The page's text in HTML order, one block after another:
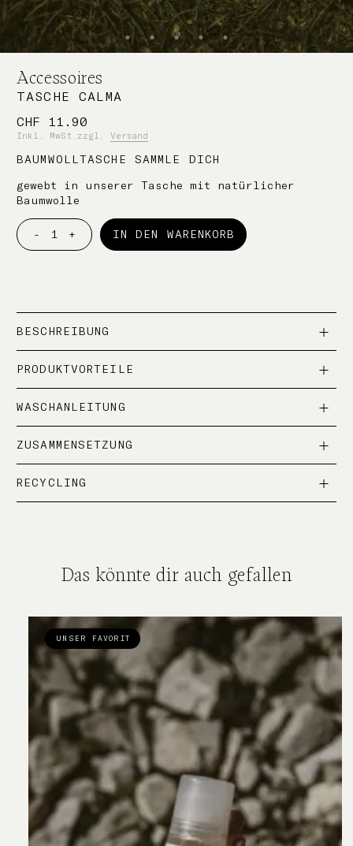
Accessoires
TASCHE CALMA
CHF 11.90
Inkl. MwSt. zzgl.Versand
BAUMWOLLTASCHE SAMMLE DICH
gewebt in unserer Tasche mit natürlicher
Baumwolle
-
TASCHE
+ IN DEN WARENKORB
Alternative:
BESCHREIBUNG
PRODUKTVORTEILE
WASCHANLEITUNG
ZUSAMMENSETZUNG
RECYCLING
Das könnte dir auch gefallen
UNSER FAVORIT